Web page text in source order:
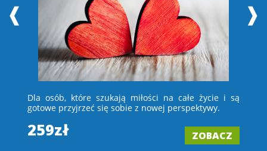
Dla osób, które szukają miłości na całe życie i są
gotowe przyjrzeć się sobie z nowej perspektywy.
259zł ZOBACZ
❰ ❱